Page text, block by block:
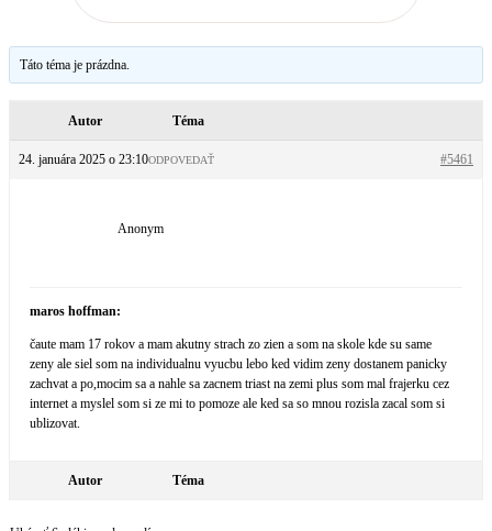
Táto téma je prázdna.
Autor Téma
24. januára 2025 o 23:10 #5461
ODPOVEDAŤ
Anonym
maros hoffman:
čaute mam 17 rokov a mam akutny strach zo zien a som na skole kde su same
zeny ale siel som na individualnu vyucbu lebo ked vidim zeny dostanem panicky
zachvat a po,mocim sa a nahle sa zacnem triast na zemi plus som mal frajerku cez
internet a myslel som si ze mi to pomoze ale ked sa so mnou rozisla zacal som si
ublizovat.
Autor Téma